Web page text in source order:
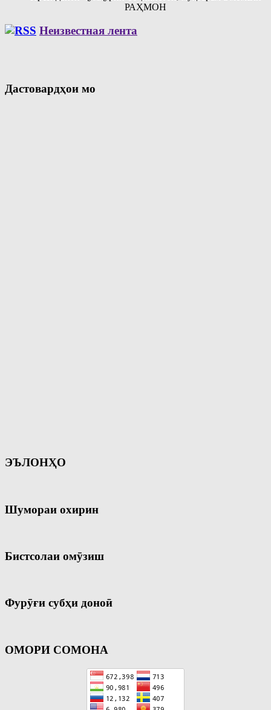
РАҲМОН
Неизвестная лента
Дастовардҳои мо
ЭЪЛОНҲО
Шумораи охирин
Бистсолаи омӯзиш
Фурӯғи субҳи доноӣ
ОМОРИ СОМОНА